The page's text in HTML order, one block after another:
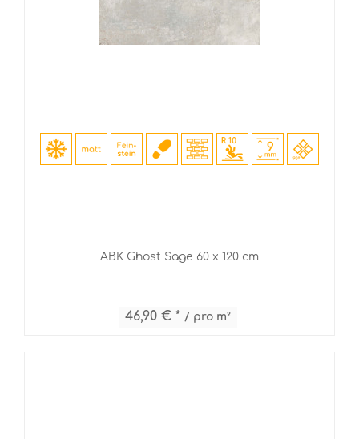
ABK Ghost Sage 60 x 120 cm
46,90 € * / pro m²